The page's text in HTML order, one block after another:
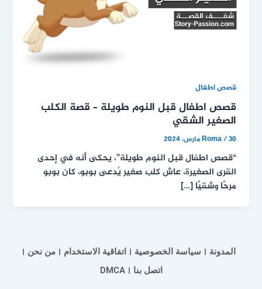
قصص اطفال
قصص اطفال قبل النوم طويلة – قصة الكلب
الصغير الشقي
Roma/30 مارس، 2024
“قصص اطفال قبل النوم طويلة”، يحكى أنه في إحدى
القرى الصغيرة، عاش كلب صغير يُدعى بوبو، كان بوبو
مرحًا وشقيًا […]
المدونة سياسة الخصوصية اتفاقية الاستخدام
من نحن
اتصل بنا
DMCA